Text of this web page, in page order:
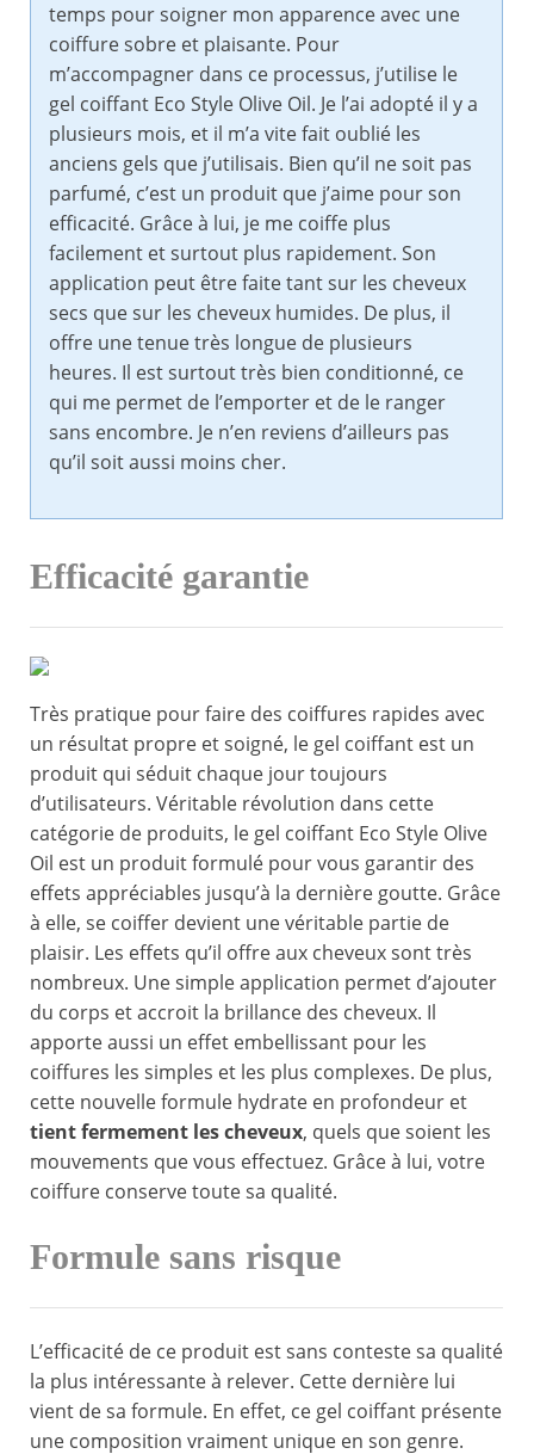
temps pour soigner mon apparence avec une
coiffure sobre et plaisante. Pour
m’accompagner dans ce processus, j’utilise le
gel coiffant Eco Style Olive Oil. Je l’ai adopté il y a
plusieurs mois, et il m’a vite fait oublié les
anciens gels que j’utilisais. Bien qu’il ne soit pas
parfumé, c’est un produit que j’aime pour son
efficacité. Grâce à lui, je me coiffe plus
facilement et surtout plus rapidement. Son
application peut être faite tant sur les cheveux
secs que sur les cheveux humides. De plus, il
offre une tenue très longue de plusieurs
heures. Il est surtout très bien conditionné, ce
qui me permet de l’emporter et de le ranger
sans encombre. Je n’en reviens d’ailleurs pas
qu’il soit aussi moins cher.
Efficacité garantie
Très pratique pour faire des coiffures rapides avec
un résultat propre et soigné, le gel coiffant est un
produit qui séduit chaque jour toujours
d’utilisateurs. Véritable révolution dans cette
catégorie de produits, le gel coiffant Eco Style Olive
Oil est un produit formulé pour vous garantir des
effets appréciables jusqu’à la dernière goutte. Grâce
à elle, se coiffer devient une véritable partie de
plaisir. Les effets qu’il offre aux cheveux sont très
nombreux. Une simple application permet d’ajouter
du corps et accroit la brillance des cheveux. Il
apporte aussi un effet embellissant pour les
coiffures les simples et les plus complexes. De plus,
cette nouvelle formule hydrate en profondeur et
tient fermement les cheveux, quels que soient les
mouvements que vous effectuez. Grâce à lui, votre
coiffure conserve toute sa qualité.
Formule sans risque
L’efficacité de ce produit est sans conteste sa qualité
la plus intéressante à relever. Cette dernière lui
vient de sa formule. En effet, ce gel coiffant présente
une composition vraiment unique en son genre.